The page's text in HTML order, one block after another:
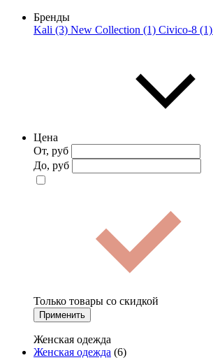
Бренды
Kali (3) New Collection (1) Civico-8 (1)
Цена
От, руб
До, руб
Только товары со скидкой
Применить
Женская одежда
Женская одежда (6)